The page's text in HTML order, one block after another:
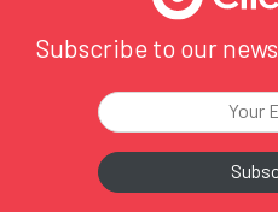
Subscribe to our